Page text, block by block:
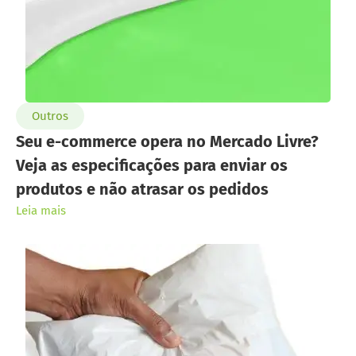
Outros
Seu e-commerce opera no Mercado Livre?
Veja as especificações para enviar os
produtos e não atrasar os pedidos
Leia mais